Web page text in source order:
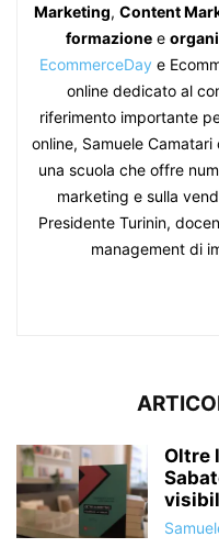
Marketing, Content
formazione e
EcommerceDay e
online dedicato al
riferimento importante
online, Samuele Camatari
una scuola che offre
marketing e sulla
Presidente Turinin,
management di
Oltre